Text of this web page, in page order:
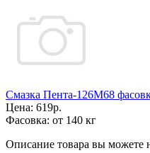
Смазка Пента-126М68
Цена: 619р.
Фасовка: от 140 кг
Описание товара вы можете